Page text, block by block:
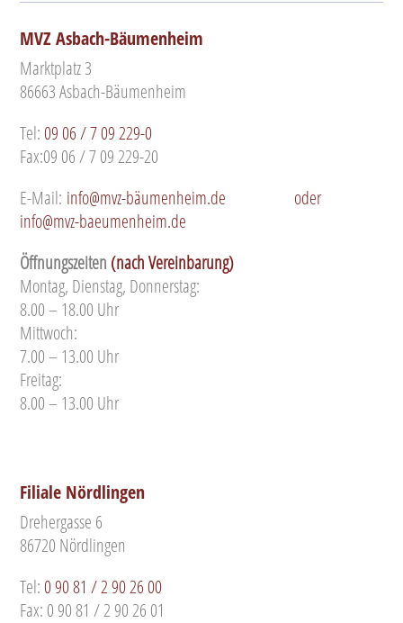
MVZ Asbach-Bäumenheim
Marktplatz 3
86663 Asbach-Bäumenheim
Tel:09 06 / 7 09 229-0
Fax:09 06 / 7 09 229-20
E-Mail: info@mvz-bäumenheim.de
oder
info@mvz-baeumenheim.de
Öffnungszeiten (nach Vereinbarung)
Montag, Dienstag, Donnerstag:
8.00 – 18.00 Uhr
Mittwoch:
7.00 – 13.00 Uhr
Freitag:
8.00 – 13.00 Uhr
Filiale Nördlingen
Drehergasse 6
86720 Nördlingen
Tel:0 90 81 / 2 90 26 00
Fax: 0 90 81 / 2 90 26 01